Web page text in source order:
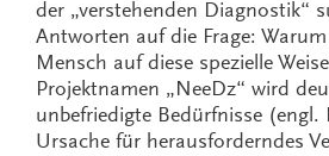
der „verstehenden Diagnostik“
Antworten auf die Frage:
Mensch auf diese spezielle
Projektnamen „NeeDz“ wird
unbefriedigte Bedürfnisse (engl.
Ursache für herausforderndes